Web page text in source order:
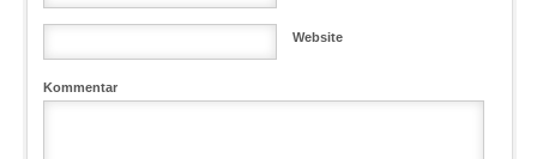
Website
Kommentar